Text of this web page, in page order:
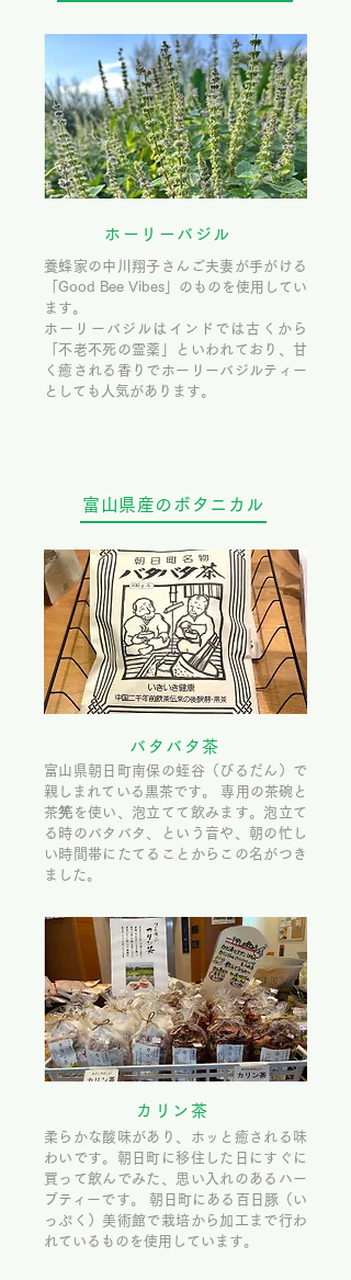
ホーリーバジル
養蜂家の中川翔子さんご夫妻が手がける
「Good Bee Vibes」のものを使用してい
ます。
ホーリーバジルはインドでは古くから
「不老不死の霊薬」といわれており、甘
く癒される香りでホーリーバジルティー
としても人気があります。
富山県産のボタニカル
バタバタ茶
富山県朝日町南保の蛭谷（びるだん）で
親しまれている黒茶です。 専用の茶碗と
茶筅を使い、泡立てて飲みます。泡立て
る時のバタバタ、という音や、朝の忙し
い時間帯にたてることからこの名がつき
ました。
カリン茶
柔らかな酸味があり、ホッと癒される味
わいです。朝日町に移住した日にすぐに
買って飲んでみた、思い入れのあるハー
ブティーです。 朝日町にある百日豚（い
っぷく）美術館で栽培から加工まで行わ
れているものを使用しています。